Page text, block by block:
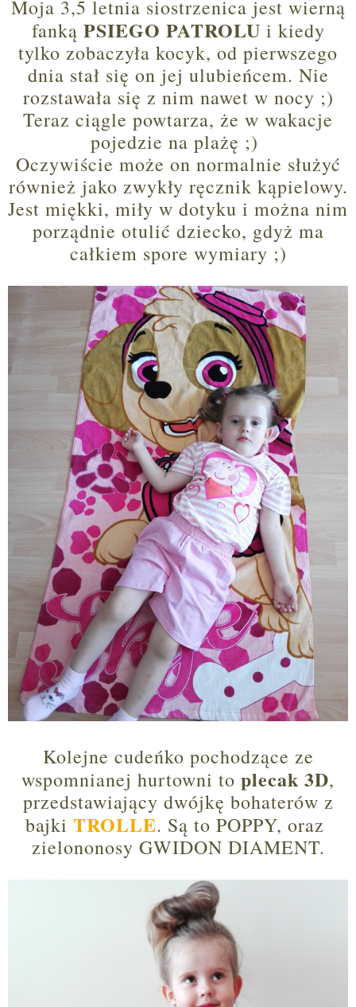
Moja 3,5 letnia siostrzenica jest wierną
fanką PSIEGO PATROLU i kiedy
tylko zobaczyła kocyk, od pierwszego
dnia stał się on jej ulubieńcem. Nie
rozstawała się z nim nawet w nocy ;)
Teraz ciągle powtarza, że w wakacje
pojedzie na plażę ;)
Oczywiście może on normalnie służyć
również jako zwykły ręcznik kąpielowy.
Jest miękki, miły w dotyku i można nim
porządnie otulić dziecko, gdyż ma
całkiem spore wymiary ;)
Kolejne cudeńko pochodzące ze
wspomnianej hurtowni to plecak 3D,
przedstawiający dwójkę bohaterów z
bajki TROLLE. Są to POPPY, oraz
zielononosy GWIDON DIAMENT.